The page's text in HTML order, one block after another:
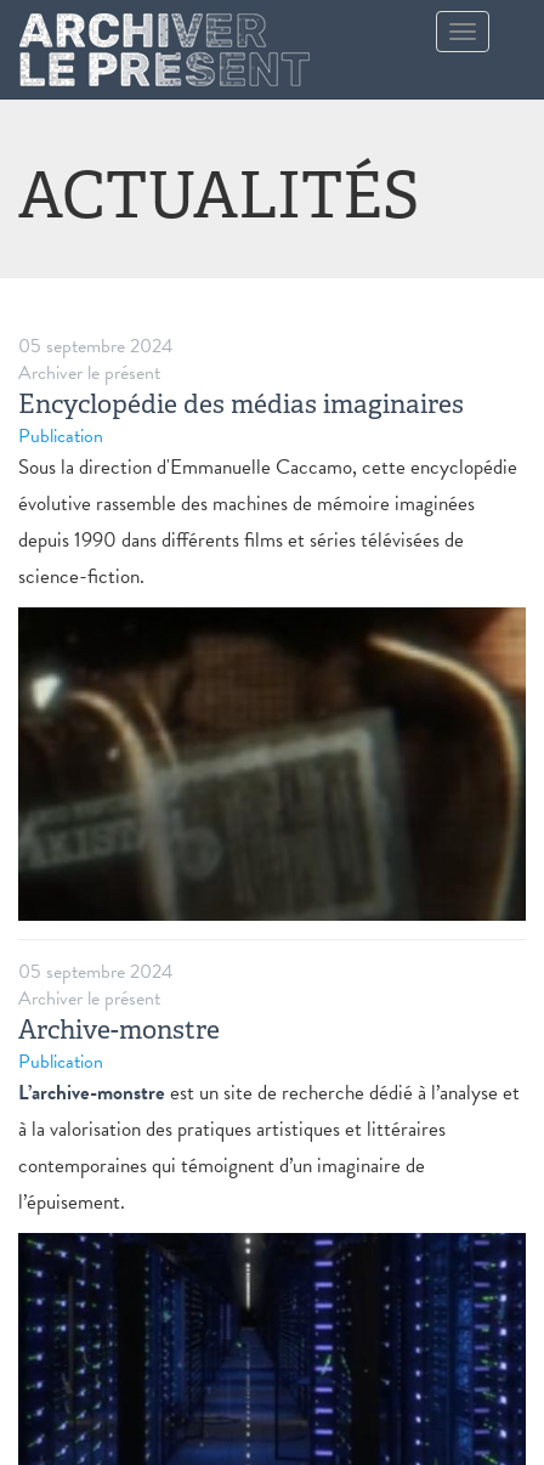
Aller au contenu principal
Toggle
navigation
ACTUALITÉS
05 septembre 2024
Archiver le présent
Encyclopédie des médias imaginaires
Publication
Sous la direction d'Emmanuelle Caccamo, cette encyclopédie
évolutive rassemble des machines de mémoire imaginées
depuis 1990 dans différents films et séries télévisées de
science-fiction.
05 septembre 2024
Archiver le présent
Archive-monstre
Publication
L’archive-monstre est un site de recherche dédié à l’analyse et
à la valorisation des pratiques artistiques et littéraires
contemporaines qui témoignent d’un imaginaire de
l’épuisement.